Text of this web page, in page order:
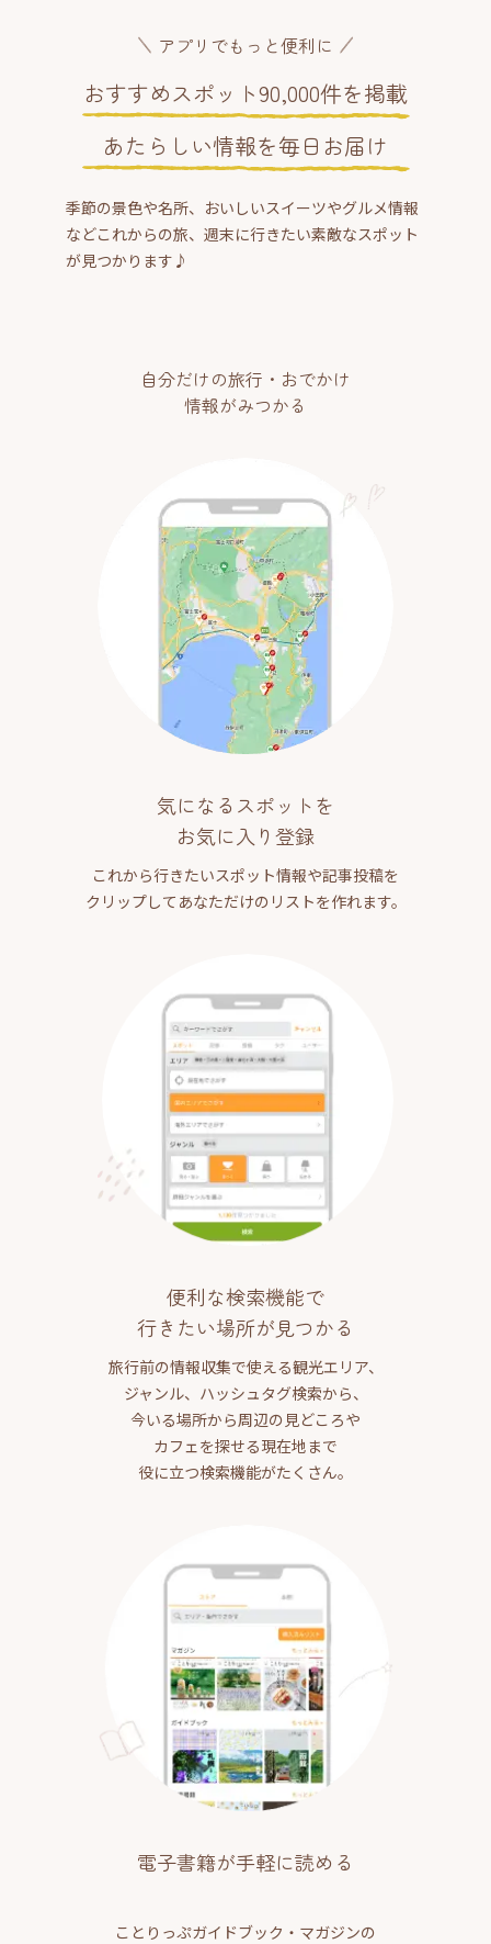
アプリでもっと便利に
おすすめスポット90,000件を掲載
あたらしい情報を毎日お届け
季節の景色や名所、おいしいスイーツやグルメ情報
などこれからの旅、週末に行きたい素敵なスポット
が見つかります♪
自分だけの旅行・おでかけ
情報がみつかる
気になるスポットを
お気に入り登録
これから行きたいスポット情報や記事投稿を
クリップしてあなただけのリストを作れます。
便利な検索機能で
行きたい場所が見つかる
旅行前の情報収集で使える観光エリア、
ジャンル、ハッシュタグ検索から、
今いる場所から周辺の見どころや
カフェを探せる現在地まで
役に立つ検索機能がたくさん。
電子書籍が手軽に読める
ことりっぷガイドブック・マガジンの